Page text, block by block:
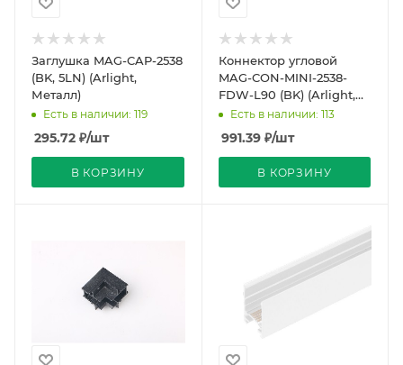
Заглушка MAG-CAP-2538
(BK, 5LN) (Arlight,
Металл)
Есть в наличии: 119
295.72 ₽/шт
В КОРЗИНУ
Коннектор угловой
MAG-CON-MINI-2538-
FDW-L90 (BK) (Arlight,
IP20 Металл, 5 лет)
Есть в наличии: 113
991.39₽/шт
В КОРЗИНУ